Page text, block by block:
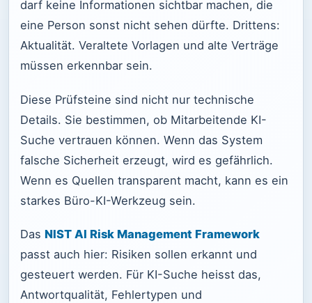
darf keine Informationen sichtbar machen, die
eine Person sonst nicht sehen dürfte. Drittens:
Aktualität. Veraltete Vorlagen und alte Verträge
müssen erkennbar sein.
Diese Prüfsteine sind nicht nur technische
Details. Sie bestimmen, ob Mitarbeitende KI-
Suche vertrauen können. Wenn das System
falsche Sicherheit erzeugt, wird es gefährlich.
Wenn es Quellen transparent macht, kann es ein
starkes Büro-KI-Werkzeug sein.
Das NIST AI Risk Management Framework
passt auch hier: Risiken sollen erkannt und
gesteuert werden. Für KI-Suche heisst das,
Antwortqualität, Fehlertypen und